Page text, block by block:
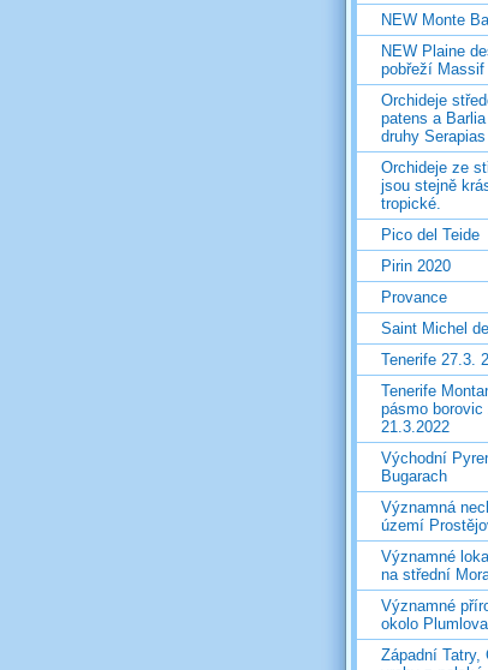
NEW Monte
NEW Plaine
pobřeží Massif
Orchideje
patens a
druhy Serapias
Orchideje ze
jsou stejně
tropické.
Pico del Teide
Pirin 2020
Provance
Saint Michel
Tenerife 27.3.
Tenerife
pásmo borovic
21.3.2022
Východní
Bugarach
Významná
území
Významné
na střední
Významné
okolo Plumlova
Západní Tatry,